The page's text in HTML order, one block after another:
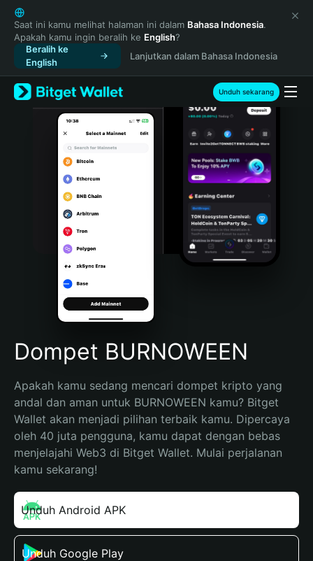
English
日本語
Tiếng Việt
Русский
Español (Latinoamérica)
Türkçe
Italiano
Português (Portugal)
Bahasa Indonesia
Português (Brasil)
Español (Argentina)
Saat ini kamu melihat halaman ini dalam Bahasa Indonesia.
Apakah kamu ingin beralih ke English?
Beralih ke
English
Lanjutkan dalam Bahasa Indonesia
Unduh sekarang
Dompet BURNOWEEN
Apakah kamu sedang mencari dompet kripto yang
andal dan aman untuk BURNOWEEN kamu? Bitget
Wallet akan menjadi pilihan terbaik kamu. Dipercaya
oleh 40 juta pengguna, kamu dapat dengan bebas
menjelajahi Web3 di Bitget Wallet. Mulai perjalanan
kamu sekarang!
Unduh Android APK
Unduh Google Play